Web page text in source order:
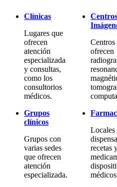
Clínicas
Lugares que
ofrecen
atención
especializada
y consultas,
como los
consultorios
médicos.
Grupos
clínicos
Grupos con
varias sedes
que ofrecen
atención
especializada.
Centros
ofrecen
Locales
recetas